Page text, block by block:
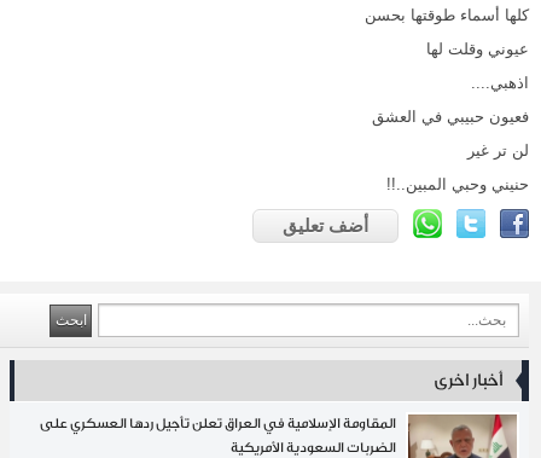
كلها أسماء طوقتها بحسن
عيوني وقلت لها
اذهبي....
فعيون حبيبي في العشق
لن تر غير
حنيني وحبي المبين..!!
أضف تعليق
أخبار اخرى
المقاومة الإسلامية في العراق تعلن تأجيل ردها العسكري على
الضربات السعودية الأمريكية